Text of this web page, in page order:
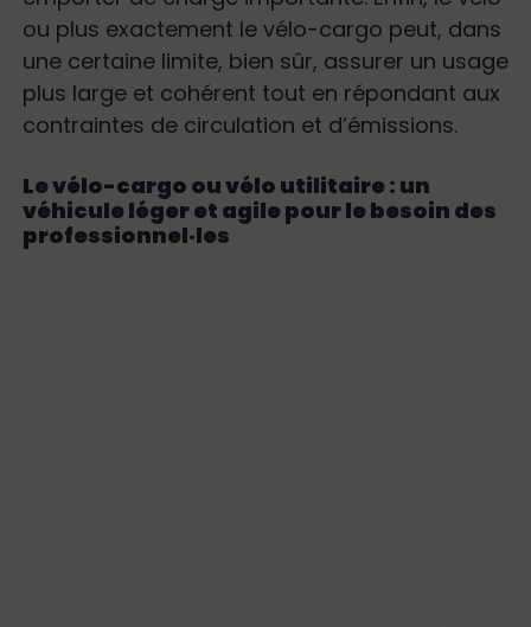
ou plus exactement le vélo-cargo peut, dans
une certaine limite, bien sûr, assurer un usage
plus large et cohérent tout en répondant aux
contraintes de circulation et d’émissions.
Le vélo-cargo ou vélo utilitaire : un
véhicule léger et agile pour le besoin des
professionnel·les